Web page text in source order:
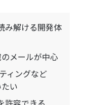
み解ける開発体
メールが中心
ィングなど
い